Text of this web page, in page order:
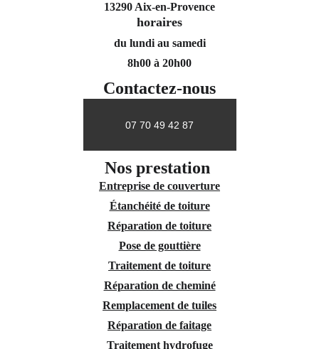
Contactez-nous
07 70 49 42 87
Nos prestation
Entreprise de couverture
Étanchéité de toiture
Réparation de toiture
Pose de gouttière
Traitement de toiture
Réparation de cheminé
Remplacement de tuiles
Réparation de faitage
Traitement hydrofuge
13290 Aix-en-Provence
horaires
du lundi au samedi
8h00 à 20h00